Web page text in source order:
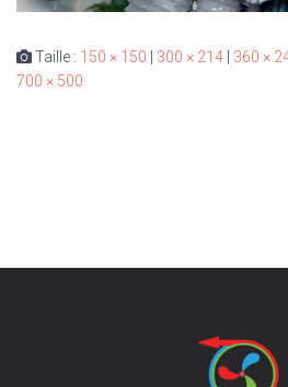
Taille : 150 × 150 | 300 × 214 | 360 ×
700 × 500